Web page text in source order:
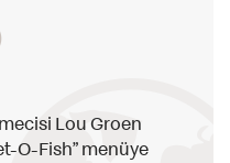
Lou Groen
O-Fish” menüye